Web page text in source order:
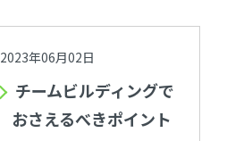
2023年06月02日
チームビルディングで
おさえるべきポイント